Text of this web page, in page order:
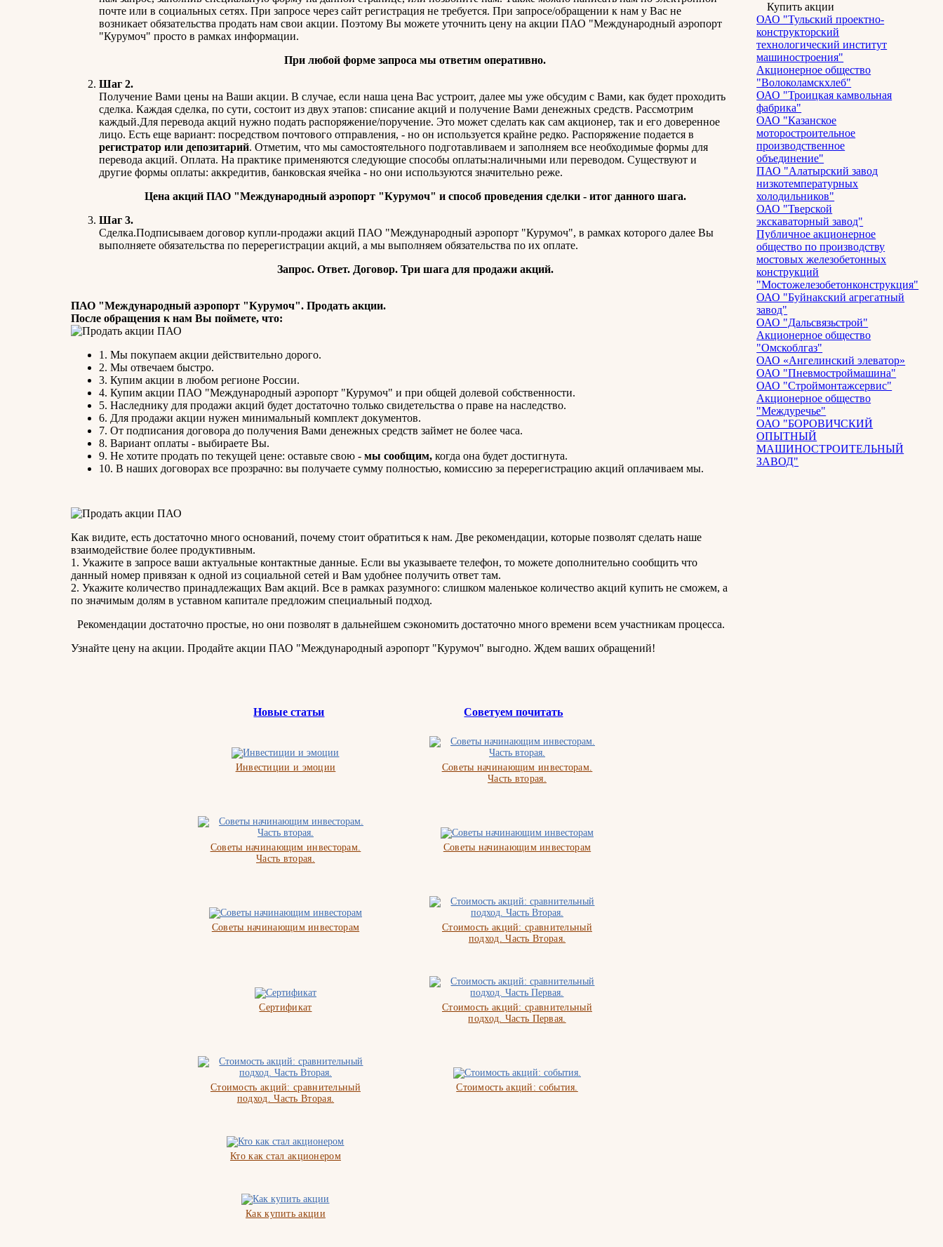
почте или в социальных сетях. При запросе через сайт регистрация не требуется. При запросе/обращении к нам у Вас не
возникает обязательства продать нам свои акции. Поэтому Вы можете уточнить цену на акции ПАО "Международный аэропорт
"Курумоч" просто в рамках информации.
При любой форме запроса мы ответим оперативно.
Шаг 2.
Получение Вами цены на Ваши акции. В случае, если наша цена Вас устроит, далее мы уже обсудим с Вами, как будет проходить
сделка. Каждая сделка, по сути, состоит из двух этапов: списание акций и получение Вами денежных средств. Рассмотрим
каждый.Для перевода акций нужно подать распоряжение/поручение. Это может сделать как сам акционер, так и его доверенное
лицо. Есть еще вариант: посредством почтового отправления, - но он используется крайне редко. Распоряжение подается в
регистратор или депозитарий. Отметим, что мы самостоятельного подготавливаем и заполняем все необходимые формы для
перевода акций. Оплата. На практике применяются следующие способы оплаты:наличными или переводом. Существуют и
другие формы оплаты: аккредитив, банковская ячейка - но они используются значительно реже.
Цена акций ПАО "Международный аэропорт "Курумоч" и способ проведения сделки - итог данного шага.
Шаг 3.
Сделка.Подписываем договор купли-продажи акций ПАО "Международный аэропорт "Курумоч", в рамках которого далее Вы
выполняете обязательства по перерегистрации акций, а мы выполняем обязательства по их оплате.
Запрос. Ответ. Договор. Три шага для продажи акций.
ПАО "Международный аэропорт "Курумоч". Продать акции.
После обращения к нам Вы поймете, что:
1. Мы покупаем акции действительно дорого.
2. Мы отвечаем быстро.
3. Купим акции в любом регионе России.
4. Купим акции ПАО "Международный аэропорт "Курумоч" и при общей долевой собственности.
5. Наследнику для продажи акций будет достаточно только свидетельства о праве на наследство.
6. Для продажи акции нужен минимальный комплект документов.
7. От подписания договора до получения Вами денежных средств займет не более часа.
8. Вариант оплаты - выбираете Вы.
9. Не хотите продать по текущей цене: оставьте свою - мы сообщим,когда она будет достигнута.
10. В наших договорах все прозрачно: вы получаете сумму полностью, комиссию за перерегистрацию акций оплачиваем мы.
Как видите, есть достаточно много оснований, почему стоит обратиться к нам. Две рекомендации, которые позволят сделать наше
взаимодействие более продуктивным.
1. Укажите в запросе ваши актуальные контактные данные. Если вы указываете телефон, то можете дополнительно сообщить что
данный номер привязан к одной из социальной сетей и Вам удобнее получить ответ там.
2. Укажите количество принадлежащих Вам акций. Все в рамках разумного: слишком маленькое количество акций купить не сможем, а
по значимым долям в уставном капитале предложим специальный подход.
Рекомендации достаточно простые, но они позволят в дальнейшем сэкономить достаточно много времени всем участникам процесса.
Узнайте цену на акции. Продайте акции ПАО "Международный аэропорт "Курумоч" выгодно. Ждем ваших обращений!
Новые статьи Советуем почитать
Инвестиции и эмоции
Советы начинающим инвесторам.
Часть вторая.
Советы начинающим инвесторам.
Часть вторая.
Советы начинающим инвесторам
Советы начинающим инвесторам
Стоимость акций: сравнительный
подход. Часть Вторая.
Сертификат
Стоимость акций: сравнительный
подход. Часть Первая.
Стоимость акций: сравнительный
подход. Часть Вторая.
Стоимость акций: события.
Кто как стал акционером
Как купить акции
Купить акции
ОАО "Тульский проектно-
конструкторский
технологический институт
машиностроения"
Акционерное общество
"Волоколамскхлеб"
ОАО "Троицкая камвольная
фабрика"
ОАО "Казанское
моторостроительное
производственное
объединение"
ПАО "Алатырский завод
низкотемпературных
холодильников"
ОАО "Тверской
экскаваторный завод"
Публичное акционерное
общество по производству
мостовых железобетонных
конструкций
"Мостожелезобетонконструкция"
ОАО "Буйнакский агрегатный
завод"
ОАО "Дальсвязьстрой"
Акционерное общество
"Омскоблгаз"
ОАО «Ангелинский элеватор»
ОАО "Пневмостроймашина"
ОАО "Строймонтажсервис"
Акционерное общество
"Междуречье"
ОАО "БОРОВИЧСКИЙ
ОПЫТНЫЙ
МАШИНОСТРОИТЕЛЬНЫЙ
ЗАВОД"